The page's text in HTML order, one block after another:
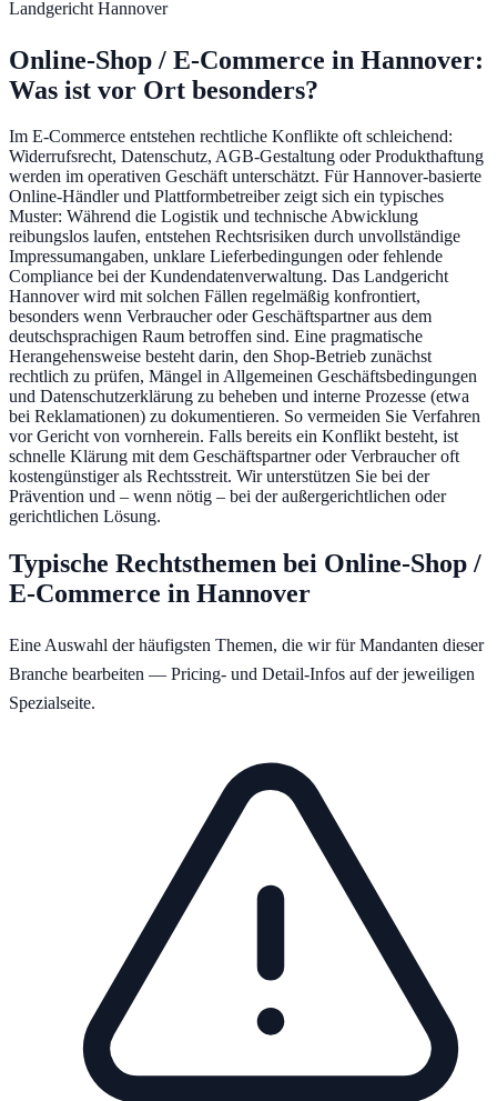
Landgericht Hannover
Online-Shop / E-Commerce in Hannover:
Was ist vor Ort besonders?
Im E-Commerce entstehen rechtliche Konflikte oft schleichend:
Widerrufsrecht, Datenschutz, AGB-Gestaltung oder Produkthaftung
werden im operativen Geschäft unterschätzt. Für Hannover-basierte
Online-Händler und Plattformbetreiber zeigt sich ein typisches
Muster: Während die Logistik und technische Abwicklung
reibungslos laufen, entstehen Rechtsrisiken durch unvollständige
Impressumangaben, unklare Lieferbedingungen oder fehlende
Compliance bei der Kundendatenverwaltung. Das Landgericht
Hannover wird mit solchen Fällen regelmäßig konfrontiert,
besonders wenn Verbraucher oder Geschäftspartner aus dem
deutschsprachigen Raum betroffen sind. Eine pragmatische
Herangehensweise besteht darin, den Shop-Betrieb zunächst
rechtlich zu prüfen, Mängel in Allgemeinen Geschäftsbedingungen
und Datenschutzerklärung zu beheben und interne Prozesse (etwa
bei Reklamationen) zu dokumentieren. So vermeiden Sie Verfahren
vor Gericht von vornherein. Falls bereits ein Konflikt besteht, ist
schnelle Klärung mit dem Geschäftspartner oder Verbraucher oft
kostengünstiger als Rechtsstreit. Wir unterstützen Sie bei der
Prävention und – wenn nötig – bei der außergerichtlichen oder
gerichtlichen Lösung.
Typische Rechtsthemen bei Online-Shop /
E-Commerce in Hannover
Eine Auswahl der häufigsten Themen, die wir für Mandanten dieser
Branche bearbeiten — Pricing- und Detail-Infos auf der jeweiligen
Spezialseite.